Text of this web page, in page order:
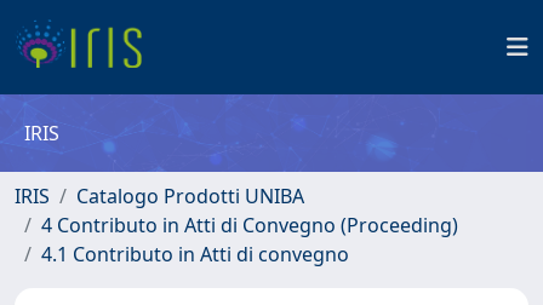
IRIS
IRIS
Catalogo Prodotti UNIBA
4 Contributo in Atti di Convegno (Proceeding)
4.1 Contributo in Atti di convegno